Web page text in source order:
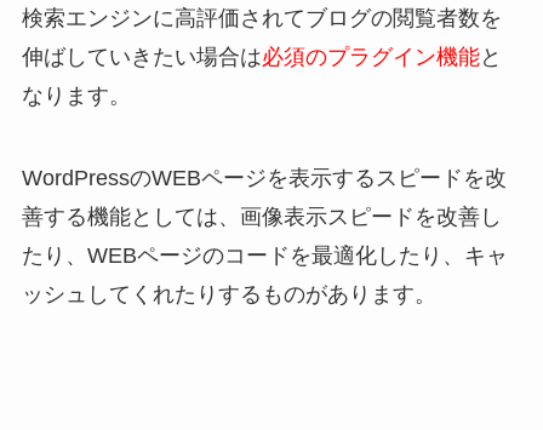
検索エンジンに高評価されてブログの閲覧者数を
伸ばしていきたい場合は必須のプラグイン機能と
なります。
WordPressのWEBページを表示するスピードを改
善する機能としては、画像表示スピードを改善し
たり、WEBページのコードを最適化したり、キャ
ッシュしてくれたりするものがあります。